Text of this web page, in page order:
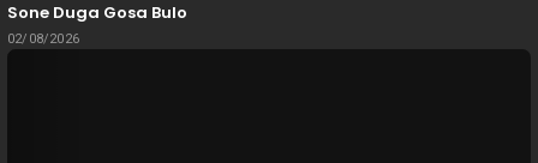
Sone Duga Gosa Bulo
02/08/2026